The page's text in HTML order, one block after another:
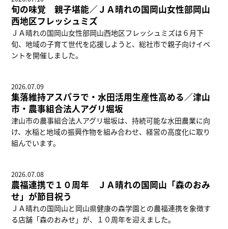
旬の味覚 親子堪能／ＪＡ晴れの国岡山女性部岡山
西地区フレッシュミズ
ＪＡ晴れの国岡山女性部岡山西地区フレッシュミズは６月下
旬、地域の子育て世代を応援しようと、総社市で親子向けイベ
ントを開催しました。
2026.07.09
集落維持アスパラで・水田活用生産性高める／津山
市・農事組合法人アグリ堀坂
津山市の農事組合法人アグリ堀坂は、持続可能な水田農業に向
け、水稲と地域の振興作物を組み合わせ、経営の高度化に取り
組んでいます。
2026.07.08
農福連携で１０周年 ＪＡ晴れの国岡山「森のおみ
せ」が節目祝う
ＪＡ晴れの国岡山と岡山県健康の森学園との農福連携を象徴す
る店舗「森のおみせ」が、１０周年を迎えました。